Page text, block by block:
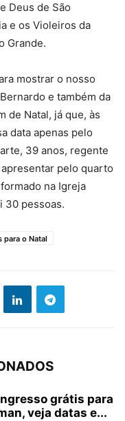
Deus de São
e os Violeiros da
Grande.
mostrar o nosso
e também da
de Natal, já que, às
data apenas pelo
39 anos, regente
pelo quarto
na Igreja
30 pessoas.
para o Natal
grátis para
veja datas e...